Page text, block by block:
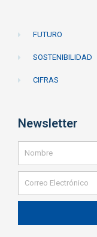
FUTURO
SOSTENIBILIDAD
CIFRAS
Newsletter